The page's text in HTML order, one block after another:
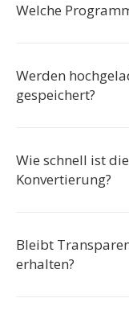
Welche
Werden
gespeichert?
Wie schnell ist
Konvertierung?
Bleibt
erhalten?